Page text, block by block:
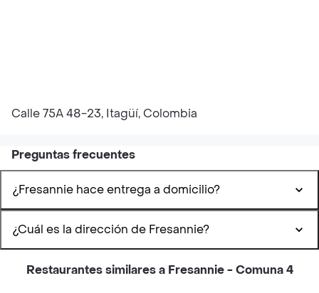
Calle 75A 48-23, Itagüí, Colombia
Preguntas frecuentes
¿Fresannie hace entrega a domicilio?
¿Cuál es la dirección de Fresannie?
Restaurantes similares a Fresannie - Comuna 4